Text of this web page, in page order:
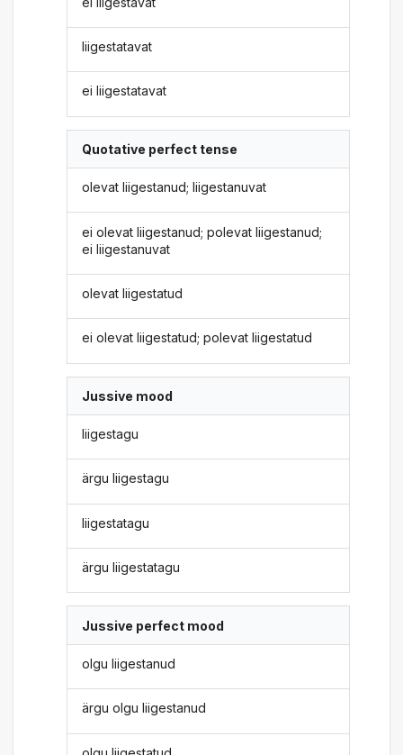
liigestatavat
ei liigestatavat
Quotative perfect tense
olevat liigestanud; liigestanuvat
ei olevat liigestanud; polevat liigestanud;
ei liigestanuvat
olevat liigestatud
ei olevat liigestatud; polevat liigestatud
Jussive mood
liigestagu
ärgu liigestagu
liigestatagu
ärgu liigestatagu
Jussive perfect mood
olgu liigestanud
ärgu olgu liigestanud